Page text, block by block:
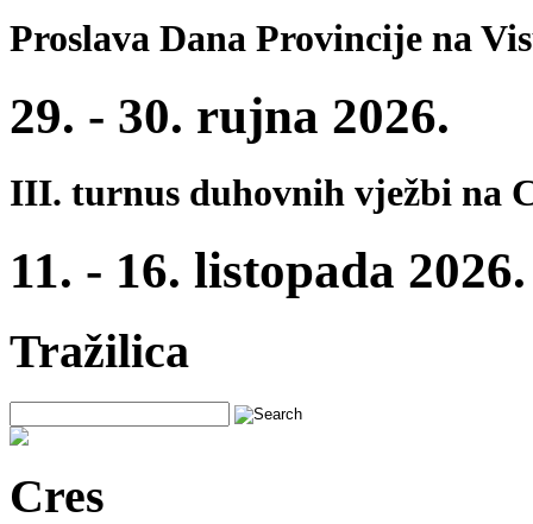
Proslava Dana Provincije na
29. - 30. rujna 2026.
III. turnus duhovnih vježbi na
11. - 16. listopada 2026.
Tražilica
Cres